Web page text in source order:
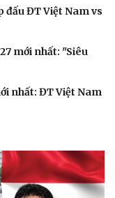
đấu ĐT Việt Nam vs
mới nhất: "Siêu
nhất: ĐT Việt Nam